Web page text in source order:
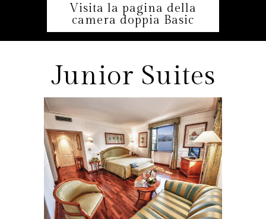
Visita la pagina della
camera doppia Basic
Junior Suites